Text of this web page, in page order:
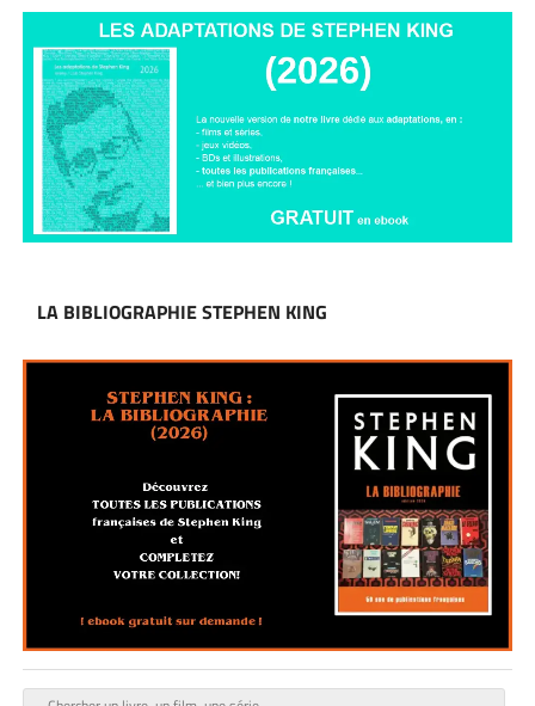
LA BIBLIOGRAPHIE STEPHEN KING